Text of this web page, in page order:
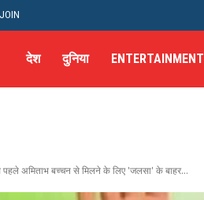
देश दुनिया ENTERTAINMENT
पहले अमिताभ बच्चन से मिलने के लिए 'जलसा' के बाहर...